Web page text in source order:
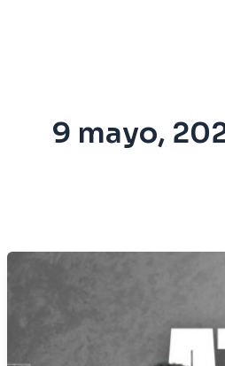
9 mayo,